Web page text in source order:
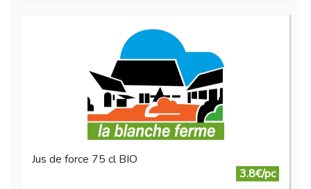
Jus de force 75 cl BIO
3.8€/pc